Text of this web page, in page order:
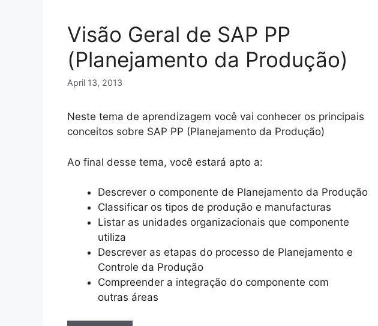
Visão Geral de SAP PP
(Planejamento da Produção)
April 13, 2013
Neste tema de aprendizagem você vai conhecer os principais
conceitos sobre SAP PP (Planejamento da Produção)
Ao final desse tema, você estará apto a:
Descrever o componente de Planejamento da Produção
Classificar os tipos de produção e manufacturas
Listar as unidades organizacionais que componente
utiliza
Descrever as etapas do processo de Planejamento e
Controle da Produção
Compreender a integração do componente com
outras áreas